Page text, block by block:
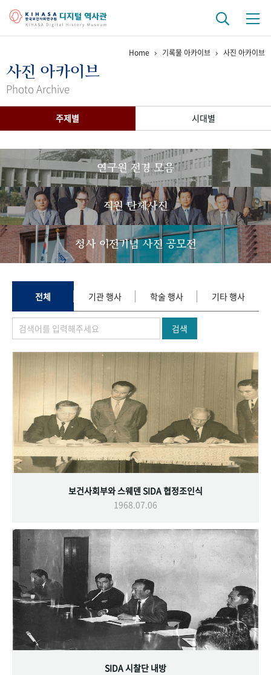
걸어온 길 기관 변천사
간행물 변천사
기록물 아카이브
사진 아카이브 문서 기록물 행정박물 영상 기록물
50+1 주년 기념
성과 50선 숫자로 보는 50년
세계와 함께 한 KIHASA
VR 역사관
Home 기록물 아카이브 사진 아카이브
사진 아카이브
Photo Archive
주제별 시대별
연구원 전경 모음
직원 단체사진
청사 이전기념 사진 공모전
전체 기관 행사 학술 행사 기타 행사
검색
보건사회부와 스웨덴 SIDA 협정조인식
1968.07.06
SIDA 시찰단 내방